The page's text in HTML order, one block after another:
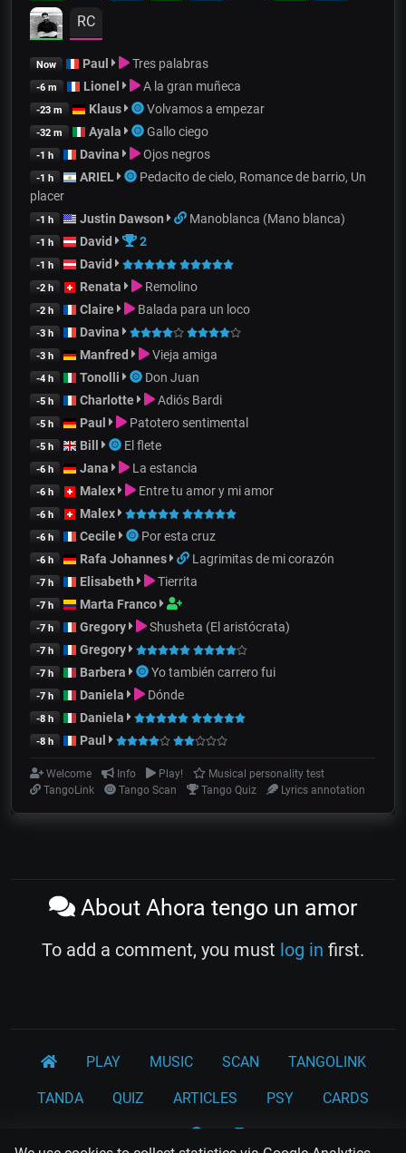
RC
Now Paul Tres palabras
-6 m Lionel A la gran muñeca
-23 m Klaus Volvamos a empezar
-32 m Ayala Gallo ciego
-1 h Davina Ojos negros
-1 h ARIEL
Pedacito de cielo, Romance de barrio, Un
placer
-1 h Justin Dawson Manoblanca (Mano blanca)
-1 h David 2
-1 h David
-2 h Renata Remolino
-2 h Claire Balada para un loco
-3 h Davina
-3 h Manfred Vieja amiga
-4 h Tonolli Don Juan
-5 h Charlotte Adiós Bardi
-5 h Paul Patotero sentimental
-5 h Bill El flete
-6 h Jana La estancia
-6 h Malex Entre tu amor y mi amor
-6 h Malex
-6 h Cecile Por esta cruz
-6 h Rafa Johannes Lagrimitas de mi corazón
-7 h Elisabeth Tierrita
-7 h Marta Franco
-7 h Gregory Shusheta (El aristócrata)
-7 h Gregory
-7 h Barbera Yo también carrero fui
-7 h Daniela Dónde
-8 h Daniela
-8 h Paul
Welcome Info Play!
Musical personality test
TangoLink
Tango Scan Tango Quiz Lyrics annotation
About Ahora tengo un amor
To add a comment, you must log in first.
PLAY MUSIC SCAN TANGOLINK
TANDA QUIZ ARTICLES PSY CARDS